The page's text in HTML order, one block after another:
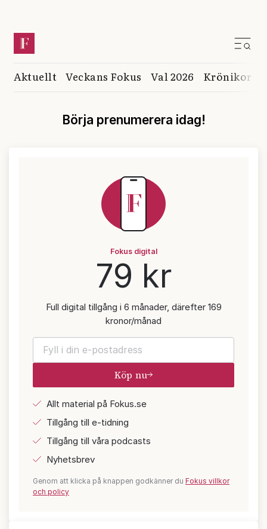
Aktuellt Veckans Fokus Val 2026 Krönikor
Börja prenumerera idag!
Fokus digital
79 kr
Full digital tillgång i 6 månader, därefter 169
kronor/månad
Köp nu
Allt material på Fokus.se
Tillgång till e-tidning
Tillgång till våra podcasts
Nyhetsbrev
Genom att klicka på knappen godkänner du Fokus villkor
och policy